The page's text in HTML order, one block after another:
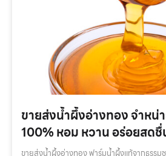
ขายส่งน้ำผึ้งอ่างทอง จำหน่
100% หอม หวาน อร่อยสด
ขายส่งน้ำผึ้งอ่างทอง ฟาร์มน้ำผึ้งแท้จากธรรม